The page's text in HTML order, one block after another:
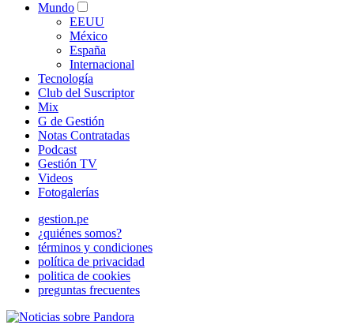
Mundo
EEUU
México
España
Internacional
Tecnología
Club del Suscriptor
Mix
G de Gestión
Notas Contratadas
Podcast
Gestión TV
Videos
Fotogalerías
gestion.pe
¿quiénes somos?
términos y condiciones
política de privacidad
politica de cookies
preguntas frecuentes